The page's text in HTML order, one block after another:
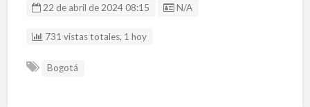
22 de abril de 2024 08:15 Listing ID
N/A
731 vistas totales, 1 hoy
Bogotá